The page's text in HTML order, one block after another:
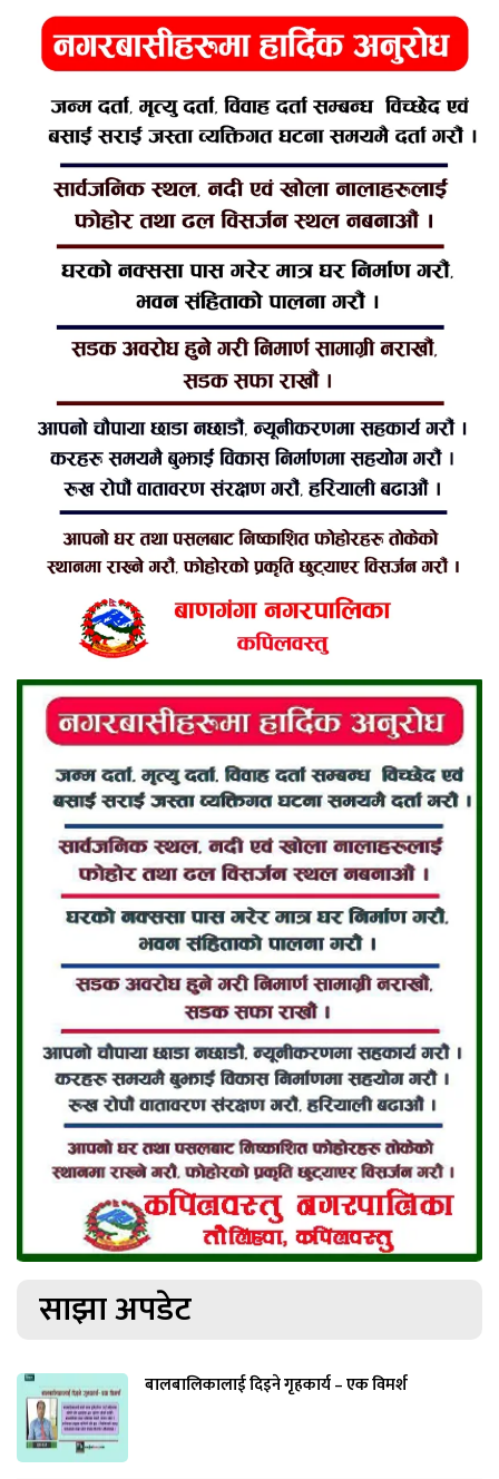
साझा अपडेट
बालबालिकालाई दिइने गृहकार्य – एक विमर्श